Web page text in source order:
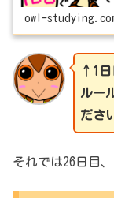
owl-
↑1日
ルー
ださ
それでは26日目